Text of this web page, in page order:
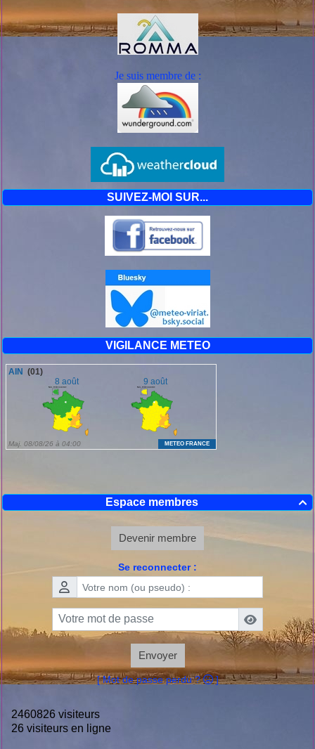
Je suis membre de :
SUIVEZ-MOI SUR...
VIGILANCE METEO

Espace membres
Devenir membre
Se reconnecter :
Envoyer
[ Mot de passe perdu ? ]
2460826 visiteurs
26 visiteurs en ligne
Conseils de comportement
* A l'approche d'un orage, prenez les précautions d'usage
pour mettre à l'abri les objets sensibles au vent.
* Ne vous abritez pas sous les arbres.
* Evitez d'utiliser le téléphone et les appareils électriques.
* Signalez sans attendre les départs de feux dont vous
pourriez être témoins.